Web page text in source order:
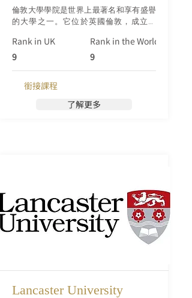
倫敦大學學院是世界上最著名和享有盛譽
的大學之一。它位於英國倫敦，成立於
一。UCL是羅素集團的成員之一，該集團
代表著英國24所頂尖大學，致力於保持最
Rank in UK
Rank in the World (Qs)
9
9
銜接課程
了解更多
Lancaster University